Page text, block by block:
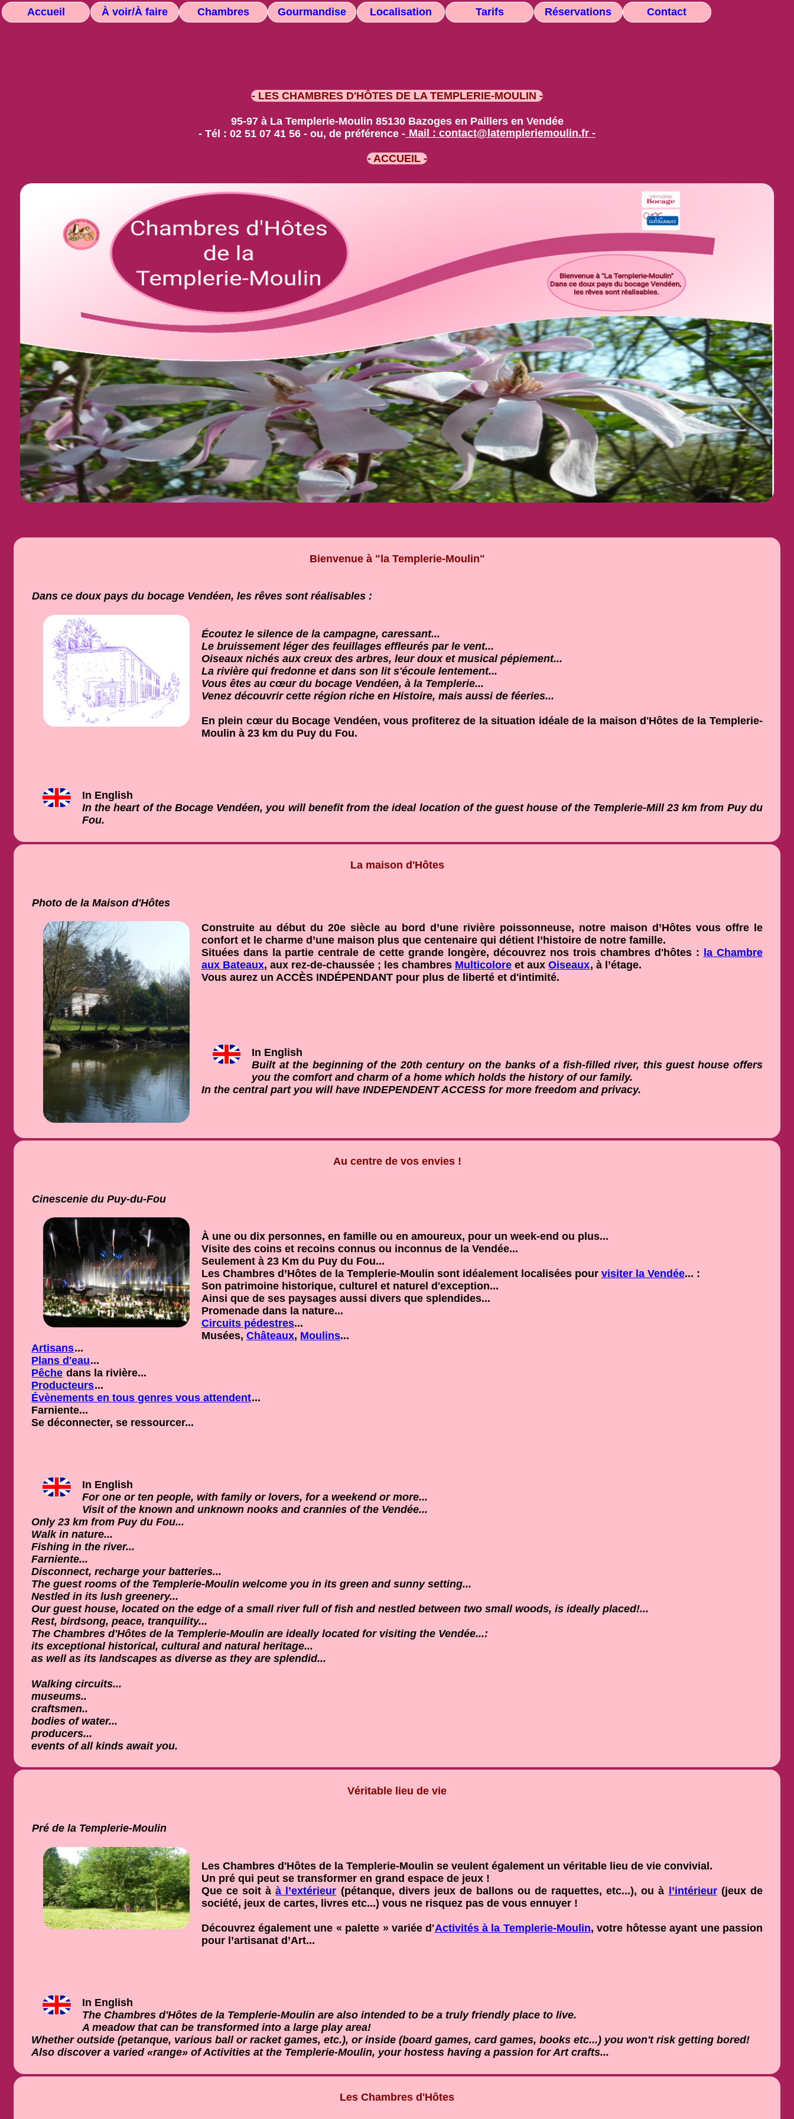
Accueil À voir/À faire Chambres Gourmandise Localisation Tarifs Réservations Contact
- LES CHAMBRES D'HÔTES DE LA TEMPLERIE-MOULIN -
95-97 à La Templerie-Moulin 85130 Bazoges en Paillers en Vendée
- Tél : 02 51 07 41 56 - ou, de préférence - Mail : contact@latempleriemoulin.fr -
- ACCUEIL -
Bienvenue à "la Templerie-Moulin"
Dans ce doux pays du bocage Vendéen, les rêves sont réalisables :
Écoutez le silence de la campagne, caressant...
Le bruissement léger des feuillages effleurés par le vent...
Oiseaux nichés aux creux des arbres, leur doux et musical pépiement...
La rivière qui fredonne et dans son lit s'écoule lentement...
Vous êtes au cœur du bocage Vendéen, à la Templerie...
Venez découvrir cette région riche en Histoire, mais aussi de féeries...
En plein cœur du Bocage Vendéen, vous profiterez de la situation idéale de la maison d'Hôtes de la Templerie-
Moulin à 23 km du Puy du Fou.
In English
In the heart of the Bocage Vendéen, you will benefit from the ideal location of the guest house of the Templerie-Mill 23 km from Puy du
Fou.
La maison d'Hôtes
Photo de la Maison d'Hôtes
Construite au début du 20e siècle au bord d’une rivière poissonneuse, notre maison d’Hôtes vous offre le
confort et le charme d’une maison plus que centenaire qui détient l’histoire de notre famille.
Situées dans la partie centrale de cette grande longère, découvrez nos trois chambres d'hôtes :
la Chambre
aux Bateaux, aux rez-de-chaussée ; les chambres Multicolore et auxOiseaux, à l’étage.
Vous aurez un ACCÈS INDÉPENDANT pour plus de liberté et d'intimité.
In English
Built at the beginning of the 20th century on the banks of a fish-filled river, this guest house offers
you the comfort and charm of a home which holds the history of our family.
In the central part you will have INDEPENDENT ACCESS for more freedom and privacy.
Au centre de vos envies !
Cinescenie du Puy-du-Fou
À une ou dix personnes, en famille ou en amoureux, pour un week-end ou plus...
Visite des coins et recoins connus ou inconnus de la Vendée...
Seulement à 23 Km du Puy du Fou...
Les Chambres d’Hôtes de la Templerie-Moulin sont idéalement localisées pour visiter la Vendée... :
Son patrimoine historique, culturel et naturel d'exception...
Ainsi que de ses paysages aussi divers que splendides...
Promenade dans la nature...
Circuits pédestres...
Musées, Châteaux, Moulins...
Artisans...
Plans d'eau...
Pêche dans la rivière...
Producteurs...
Évènements en tous genres vous attendent...
Farniente...
Se déconnecter, se ressourcer...
In English
For one or ten people, with family or lovers, for a weekend or more...
Visit of the known and unknown nooks and crannies of the Vendée...
Only 23 km from Puy du Fou...
Walk in nature...
Fishing in the river...
Farniente...
Disconnect, recharge your batteries...
The guest rooms of the Templerie-Moulin welcome you in its green and sunny setting...
Nestled in its lush greenery...
Our guest house, located on the edge of a small river full of fish and nestled between two small woods, is ideally placed!...
Rest, birdsong, peace, tranquility...
The Chambres d'Hôtes de la Templerie-Moulin are ideally located for visiting the Vendée...:
its exceptional historical, cultural and natural heritage...
as well as its landscapes as diverse as they are splendid...
Walking circuits...
museums..
craftsmen..
bodies of water...
producers...
events of all kinds await you.
Véritable lieu de vie
Pré de la Templerie-Moulin
Les Chambres d'Hôtes de la Templerie-Moulin se veulent également un véritable lieu de vie convivial.
Un pré qui peut se transformer en grand espace de jeux !
Que ce soit à à l’extérieur (pétanque, divers jeux de ballons ou de raquettes, etc...), ou à l’intérieur(jeux de
société, jeux de cartes, livres etc...) vous ne risquez pas de vous ennuyer !
Découvrez également une « palette » variée d'Activités à la Templerie-Moulin, votre hôtesse ayant une passion
pour l’artisanat d’Art...
In English
The Chambres d'Hôtes de la Templerie-Moulin are also intended to be a truly friendly place to live.
A meadow that can be transformed into a large play area!
Whether outside (petanque, various ball or racket games, etc.), or inside (board games, card games, books etc...) you won't risk getting bored!
Also discover a varied «range» of Activities at the Templerie-Moulin, your hostess having a passion for Art crafts...
Les Chambres d'Hôtes